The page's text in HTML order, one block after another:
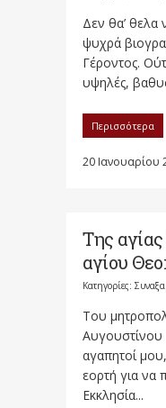
Δεν θα’ θελα
ψυχρά
Γέροντος.
υψηλές,
Περισσότερα
20 Ιανουαρίου
Της
αγίου
Κατηγορίες:
Του
αγαπητοί
εορτή για να
Εκκλησία...